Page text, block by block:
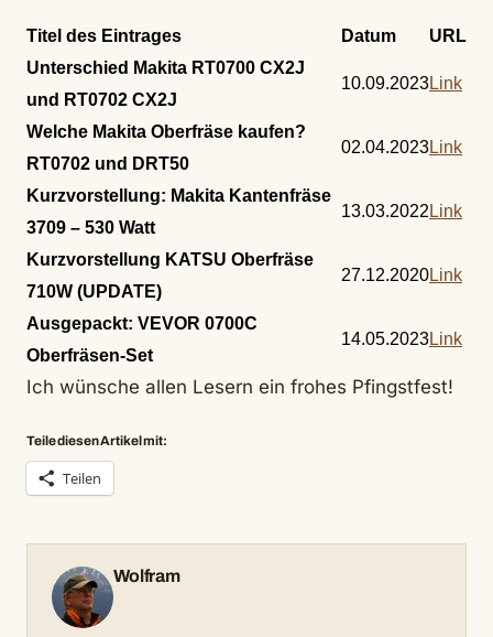
Titel des Eintrages Datum
URL
Unterschied Makita RT0700 CX2J
und RT0702 CX2J
10.09.2023Link
Welche Makita Oberfräse kaufen?
RT0702 und DRT50
02.04.2023Link
Kurzvorstellung: Makita Kantenfräse
3709 – 530 Watt
13.03.2022 Link
Kurzvorstellung KATSU Oberfräse
710W (UPDATE)
27.12.2020Link
Ausgepackt: VEVOR 0700C
Oberfräsen-Set
14.05.2023Link
Ich wünsche allen Lesern ein frohes Pfingstfest!
Teile diesen Artikel mit:
Teilen
Wolfram